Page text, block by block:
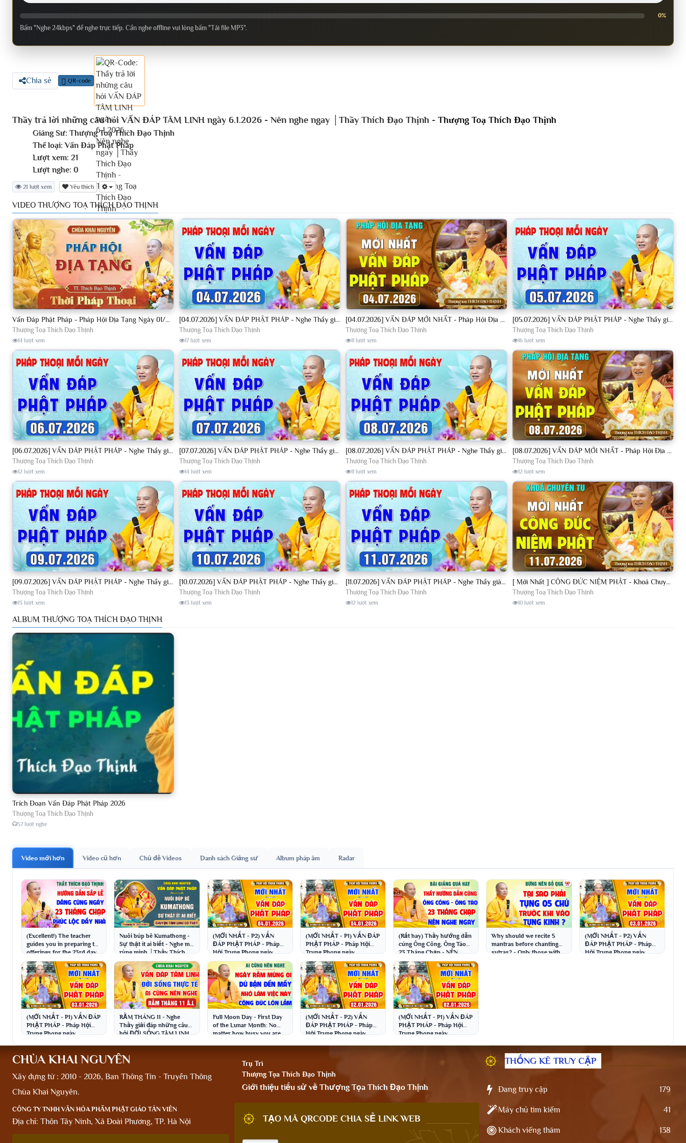
0%
Bấm "Nghe 24kbps" để nghe trực tiếp. Cần nghe offline vui lòng bấm "Tải file MP3".
Chia sẻ QR-code
Thầy trả lời những câu hỏi VẤN ĐÁP TÂM LINH ngày 6.1.2026 - Nên nghe ngay │Thầy Thích Đạo Thịnh - Thượng Toạ Thích Đạo Thịnh
Giảng Sư: Thượng Toạ Thích Đạo Thịnh
Thể loại: Vấn Đáp Phật Pháp
Lượt xem: 21
Lượt nghe: 0
21 lượt xem Yêu thích
VIDEO THƯỢNG TOẠ THÍCH ĐẠO THỊNH
Vấn Đáp Phật Pháp - Pháp Hội Địa Tạng Ngày 01/08/2026│TT. Thích Đạo Thịnh
Thượng Toạ Thích Đạo Thịnh
14 lượt xem
[04.07.2026] VẤN ĐÁP PHẬT PHÁP - Nghe Thầy giảng Pháp mỗi ngày CÔNG ĐỨC VÔ LƯỢNG│TT. Thích Đạo Thịnh
Thượng Toạ Thích Đạo Thịnh
17 lượt xem
[04.07.2026] VẤN ĐÁP MỚI NHẤT - Pháp Hội Địa Tạng Chùa Khai Nguyên | TT. Thích Đạo Thịnh
Thượng Toạ Thích Đạo Thịnh
11 lượt xem
[05.07.2026] VẤN ĐÁP PHẬT PHÁP - Nghe Thầy giảng Pháp mỗi ngày CÔNG ĐỨC VÔ LƯỢNG│TT. Thích Đạo Thịnh
Thượng Toạ Thích Đạo Thịnh
16 lượt xem
[06.07.2026] VẤN ĐÁP PHẬT PHÁP - Nghe Thầy giảng Pháp mỗi ngày CÔNG ĐỨC VÔ LƯỢNG│TT. Thích Đạo Thịnh
Thượng Toạ Thích Đạo Thịnh
12 lượt xem
[07.07.2026] VẤN ĐÁP PHẬT PHÁP - Nghe Thầy giảng Pháp mỗi ngày CÔNG ĐỨC VÔ LƯỢNG│TT. Thích Đạo Thịnh
Thượng Toạ Thích Đạo Thịnh
14 lượt xem
[08.07.2026] VẤN ĐÁP PHẬT PHÁP - Nghe Thầy giảng Pháp mỗi ngày CÔNG ĐỨC VÔ LƯỢNG│TT. Thích Đạo Thịnh
Thượng Toạ Thích Đạo Thịnh
11 lượt xem
[08.07.2026] VẤN ĐÁP MỚI NHẤT - Pháp Hội Địa Tạng Chùa Khai Nguyên | TT. Thích Đạo Thịnh
Thượng Toạ Thích Đạo Thịnh
12 lượt xem
[09.07.2026] VẤN ĐÁP PHẬT PHÁP - Nghe Thầy giảng Pháp mỗi ngày CÔNG ĐỨC VÔ LƯỢNG│TT. Thích Đạo Thịnh
Thượng Toạ Thích Đạo Thịnh
13 lượt xem
[10.07.2026] VẤN ĐÁP PHẬT PHÁP - Nghe Thầy giảng Pháp mỗi ngày CÔNG ĐỨC VÔ LƯỢNG│TT. Thích Đạo Thịnh
Thượng Toạ Thích Đạo Thịnh
13 lượt xem
[11.07.2026] VẤN ĐÁP PHẬT PHÁP - Nghe Thầy giảng Pháp mỗi ngày CÔNG ĐỨC VÔ LƯỢNG│TT. Thích Đạo Thịnh
Thượng Toạ Thích Đạo Thịnh
12 lượt xem
[ Mới Nhất ] CÔNG ĐỨC NIỆM PHẬT - Khoá Chuyên Tu Chùa Khai Nguyên 11/07/2026 | TT. Thích Đạo Thịnh
Thượng Toạ Thích Đạo Thịnh
10 lượt xem
ALBUM THƯỢNG TOẠ THÍCH ĐẠO THỊNH
Trích Đoạn Vấn Đáp Phật Pháp 2026
Thượng Toạ Thích Đạo Thịnh
57 lượt nghe
Video mới hơn Video cũ hơn Chủ đề Videos Danh sách Giảng sư Album pháp âm Radar
(Excellent!) The teacher
guides you in preparing the
offerings for the 23rd day
of the 12th lunar...
Nuôi búp bê Kumathong -
Sự thật ít ai biết - Nghe mà
rùng mình │Thầy Thích
Đạo Thịnh
(MỚI NHẤT - P2) VẤN
ĐÁP PHẬT PHÁP - Pháp
Hội Trung Phong ngày
04.01.2026 │Thầy Thích
Đạo Thịnh
(MỚI NHẤT - P1) VẤN ĐÁP
PHẬT PHÁP - Pháp Hội
Trung Phong ngày
04.01.2026 │Thầy Thích
Đạo Thịnh
(Rất hay) Thầy hướng dẫn
cúng Ông Công, Ông Táo
23 Tháng Chạp - NÊN
NGHE NGAY | Thầy Thích
Đạo Thịnh
Why should we recite 5
mantras before chanting
sutras? - Only those with
(MỚI NHẤT - P2) VẤN
ĐÁP PHẬT PHÁP - Pháp
Hội Trung Phong ngày
(MỚI NHẤT - P1) VẤN ĐÁP
PHẬT PHÁP - Pháp Hội
Trung Phong ngày
RẰM THÁNG 11 - Nghe
Thầy giải đáp những câu
hỏi ĐỜI SỐNG TÂM LINH
Full Moon Day - First Day
of the Lunar Month: No
matter how busy you are,
(MỚI NHẤT - P2) VẤN
ĐÁP PHẬT PHÁP - Pháp
Hội Trung Phong ngày
(MỚI NHẤT - P1) VẤN ĐÁP
PHẬT PHÁP - Pháp Hội
Trung Phong ngày
CHÙA KHAI NGUYÊN
Xây dựng từ : 2010 - 2026, Ban Thông Tin - Truyền Thông
Chùa Khai Nguyên.
CÔNG TY TNHH VĂN HÓA PHẨM PHẬT GIÁO TẢN VIÊN
Địa chỉ: Thôn Tây Ninh, Xã Đoài Phương, TP. Hà Nội
Trụ Trì
Thượng Tọa Thích Đạo Thịnh
Giới thiệu tiểu sử về Thượng Tọa Thích Đạo Thịnh
TẠO MÃ QRCODE CHIA SẺ LINK WEB
THỐNG KÊ TRUY CẬP
Đang truy cập 179
Máy chủ tìm kiếm 41
Khách viếng thăm 138